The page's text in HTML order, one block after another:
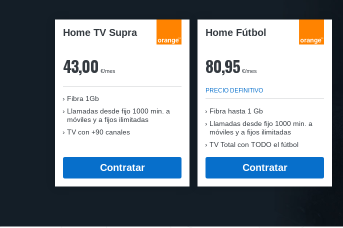
Home TV Supra
43,00 €/mes
Fibra 1Gb
Llamadas desde fijo 1000 min. a
móviles y a fijos ilimitadas
TV con +90 canales
Contratar
Home Fútbol
80,95 €/mes
PRECIO DEFINITIVO
Fibra hasta 1 Gb
Llamadas desde fijo 1000 min. a
móviles y a fijos ilimitadas
TV Total con TODO el fútbol
Contratar